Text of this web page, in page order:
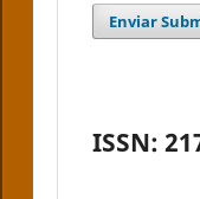
Enviar
ISSN: